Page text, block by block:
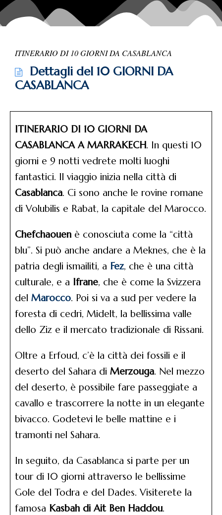
ITINERARIO DI 10 GIORNI DA CASABLANCA
Dettagli del 10 GIORNI DA
CASABLANCA
ITINERARIO DI 10 GIORNI DA
CASABLANCA A MARRAKECH. In questi 10
giorni e 9 notti vedrete molti luoghi
fantastici. Il viaggio inizia nella città di
Casablanca. Ci sono anche le rovine romane
di Volubilis e Rabat, la capitale del Marocco.
Chefchaouen è conosciuta come la “città
blu”. Si può anche andare a Meknes, che è la
patria degli ismailiti, a Fez, che è una città
culturale, e a Ifrane, che è come la Svizzera
del Marocco. Poi si va a sud per vedere la
foresta di cedri, Midelt, la bellissima valle
dello Ziz e il mercato tradizionale di Rissani.
Oltre a Erfoud, c’è la città dei fossili e il
deserto del Sahara di Merzouga. Nel mezzo
del deserto, è possibile fare passeggiate a
cavallo e trascorrere la notte in un elegante
bivacco. Godetevi le belle mattine e i
tramonti nel Sahara.
In seguito, da Casablanca si parte per un
tour di 10 giorni attraverso le bellissime
Gole del Todra e del Dades. Visiterete la
famosa Kasbah di Ait Ben Haddou.